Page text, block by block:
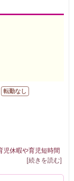
転勤なし
児休暇や育児短時間
[続きを読む]